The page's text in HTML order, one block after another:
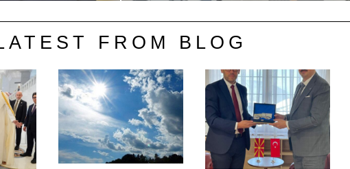
FROM BLOG